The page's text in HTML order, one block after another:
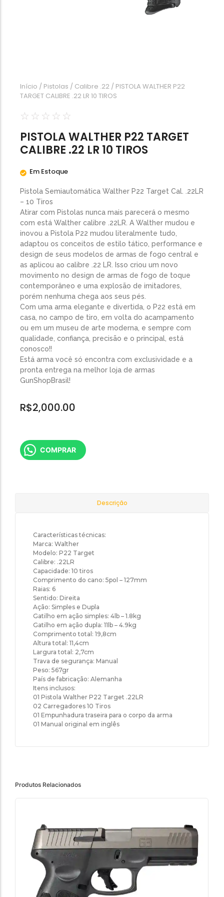
Início / Pistolas / Calibre .22 / PISTOLA WALTHER P22
TARGET CALIBRE .22 LR 10 TIROS
☆ ☆ ☆ ☆ ☆
PISTOLA WALTHER P22 TARGET
CALIBRE .22 LR 10 TIROS
Em Estoque
Pistola Semiautomática Walther P22 Target Cal. .22LR
– 10 Tiros
Atirar com Pistolas nunca mais parecerá o mesmo
com está Walther calibre .22LR. A Walther mudou e
inovou a Pistola P22 mudou literalmente tudo,
adaptou os conceitos de estilo tático, performance e
design de seus modelos de armas de fogo central e
as aplicou ao calibre .22 LR. Isso criou um novo
movimento no design de armas de fogo de toque
contemporâneo e uma explosão de imitadores,
porém nenhuma chega aos seus pés.
Com uma arma elegante e divertida, o P22 está em
casa, no campo de tiro, em volta do acampamento
ou em um museu de arte moderna, e sempre com
qualidade, confiança, precisão e o principal, está
conosco!!
Está arma você só encontra com exclusividade e a
pronta entrega na melhor loja de armas
GunShopBrasil!
R$2,000.00
COMPRAR
Descrição
Características técnicas:
Marca: Walther
Modelo: P22 Target
Calibre: .22LR
Capacidade: 10 tiros
Comprimento do cano: 5pol – 127mm
Raias: 6
Sentido: Direita
Ação: Simples e Dupla
Gatilho em ação simples: 4lb – 1.8kg
Gatilho em ação dupla: 11lb – 4.9kg
Comprimento total: 19,8cm
Altura total: 11,4cm
Largura total: 2,7cm
Trava de segurança: Manual
Peso: 567gr
País de fabricação: Alemanha
Itens inclusos:
01 Pistola Walther P22 Target .22LR
02 Carregadores 10 Tiros
01 Empunhadura traseira para o corpo da arma
01 Manual original em inglês
Produtos Relacionados